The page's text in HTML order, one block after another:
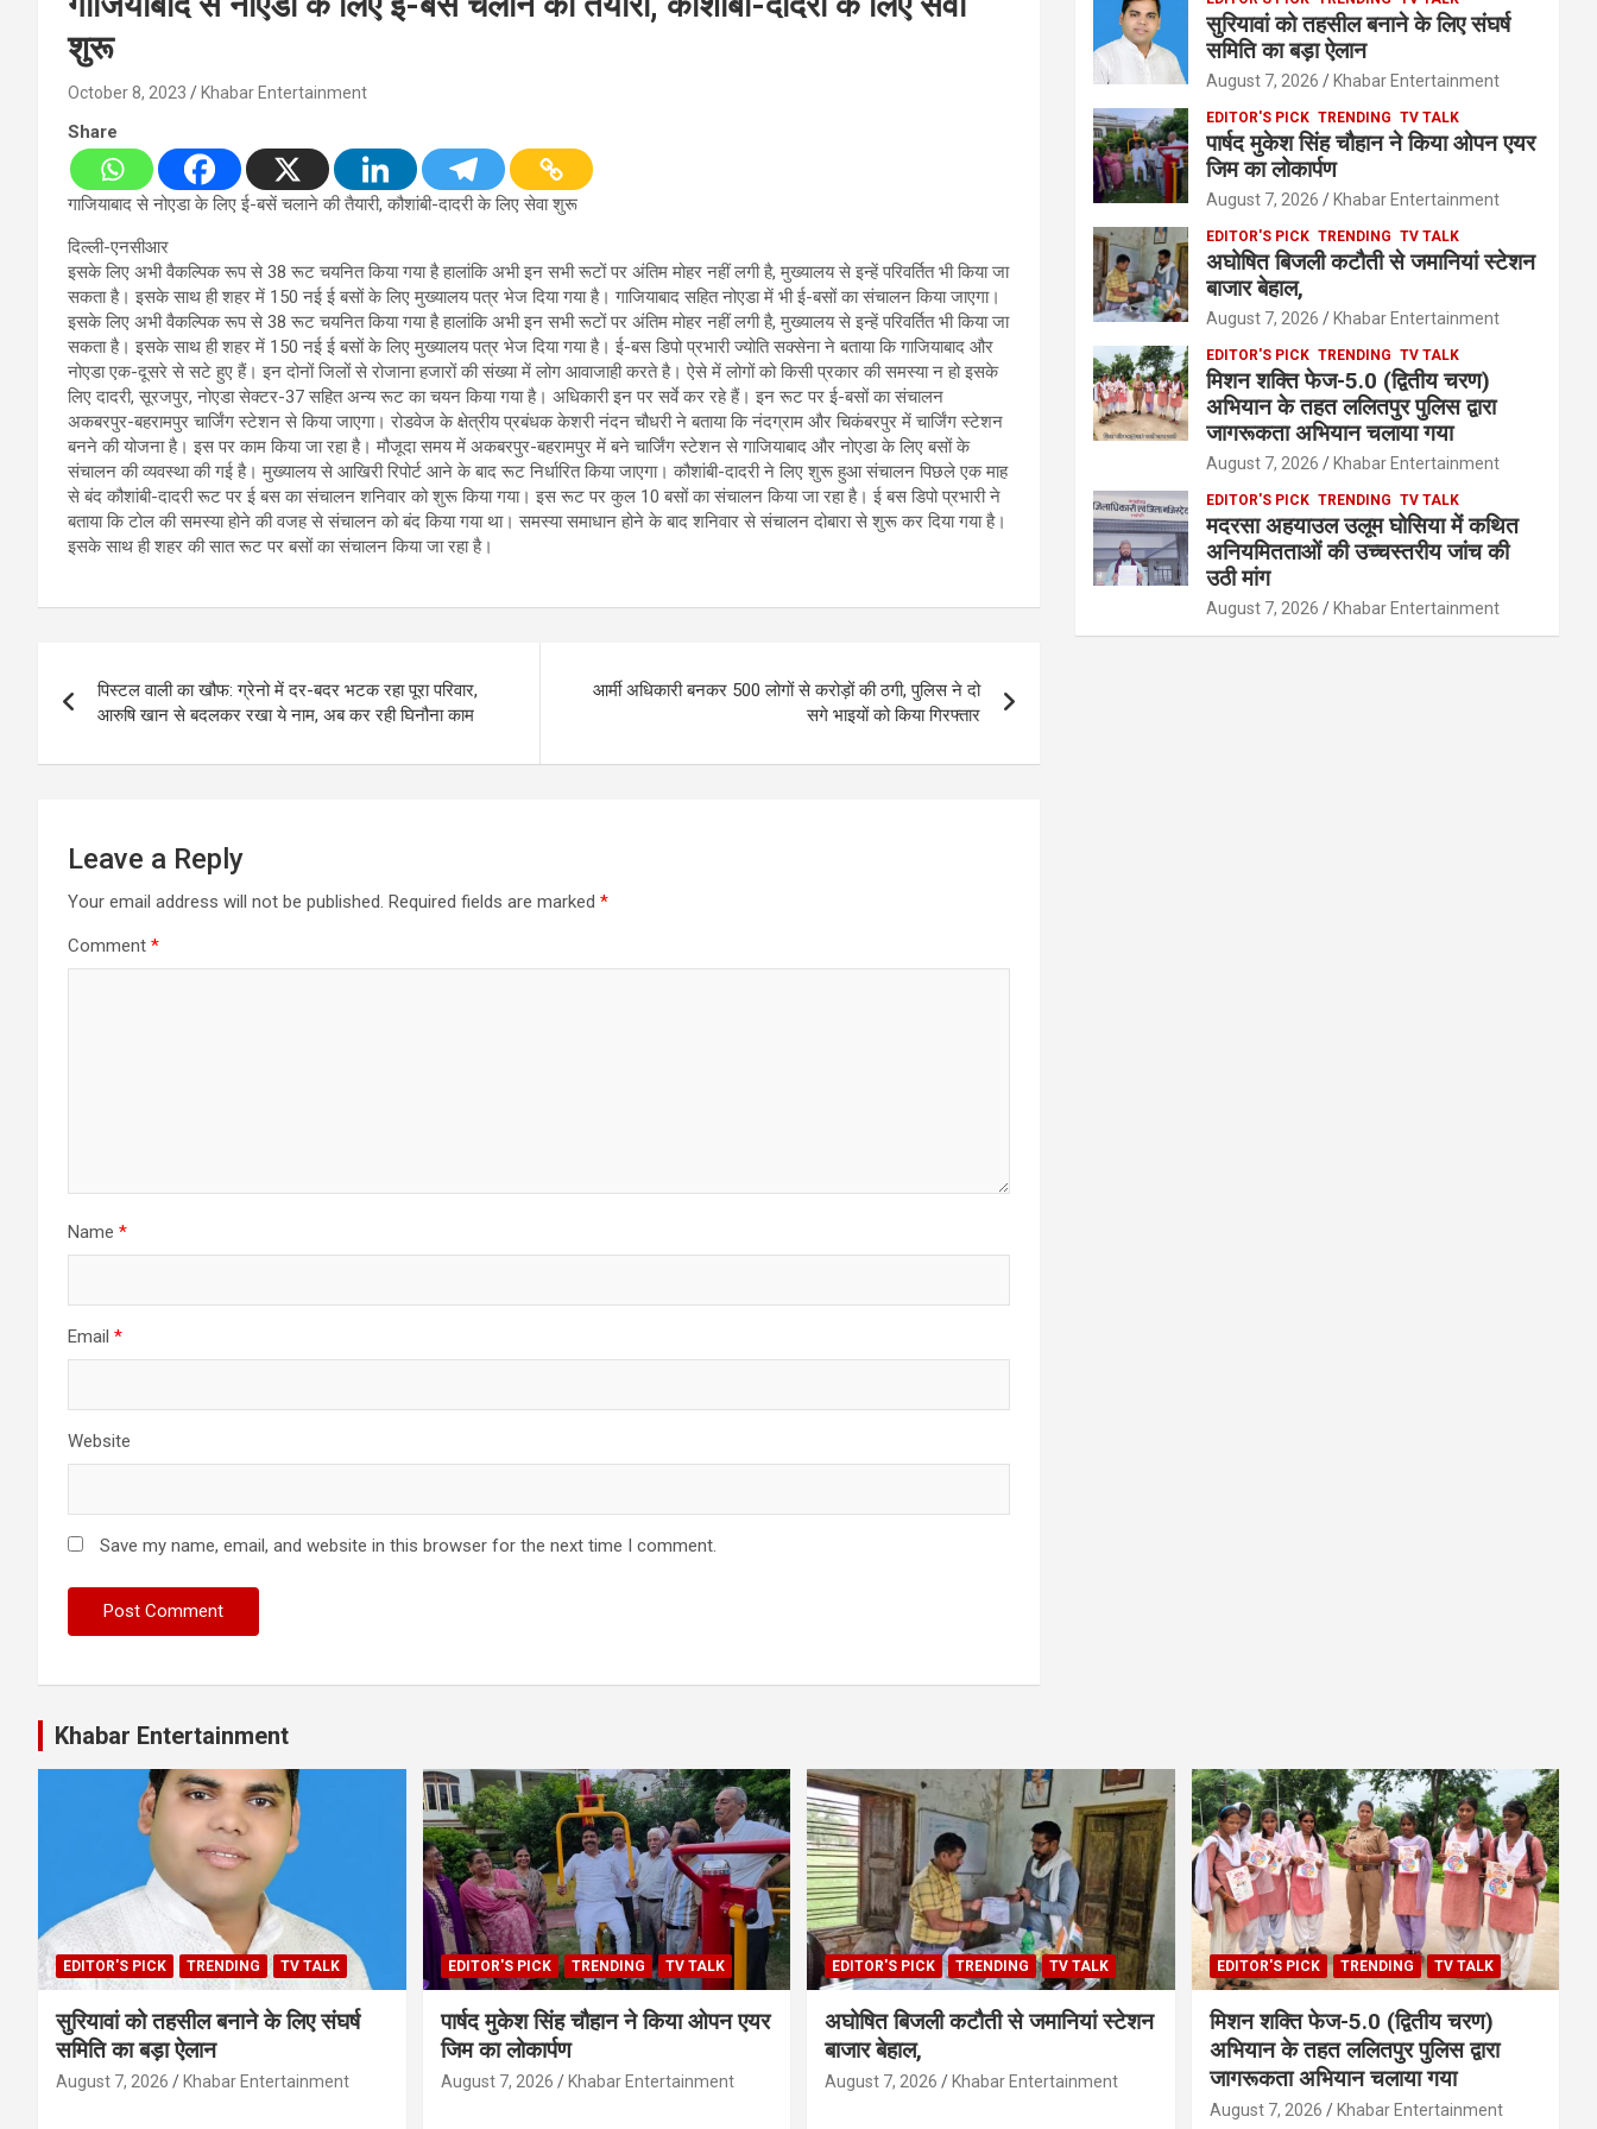
शुरू
October 8, 2023 Khabar Entertainment
Share
गाजियाबाद से नोएडा के लिए ई-बसें चलाने की तैयारी, कौशांबी-दादरी के लिए सेवा शुरू
दिल्ली-एनसीआर
इसके लिए अभी वैकल्पिक रूप से 38 रूट चयनित किया गया है हालांकि अभी इन सभी रूटों पर अंतिम मोहर नहीं लगी है, मुख्यालय से इन्हें परिवर्तित भी किया जा
सकता है। इसके साथ ही शहर में 150 नई ई बसों के लिए मुख्यालय पत्र भेज दिया गया है। गाजियाबाद सहित नोएडा में भी ई-बसों का संचालन किया जाएगा।
इसके लिए अभी वैकल्पिक रूप से 38 रूट चयनित किया गया है हालांकि अभी इन सभी रूटों पर अंतिम मोहर नहीं लगी है, मुख्यालय से इन्हें परिवर्तित भी किया जा
सकता है। इसके साथ ही शहर में 150 नई ई बसों के लिए मुख्यालय पत्र भेज दिया गया है। ई-बस डिपो प्रभारी ज्योति सक्सेना ने बताया कि गाजियाबाद और
नोएडा एक-दूसरे से सटे हुए हैं। इन दोनों जिलों से रोजाना हजारों की संख्या में लोग आवाजाही करते है। ऐसे में लोगों को किसी प्रकार की समस्या न हो इसके
लिए दादरी, सूरजपुर, नोएडा सेक्टर-37 सहित अन्य रूट का चयन किया गया है। अधिकारी इन पर सर्वे कर रहे हैं। इन रूट पर ई-बसों का संचालन
अकबरपुर-बहरामपुर चार्जिंग स्टेशन से किया जाएगा। रोडवेज के क्षेत्रीय प्रबंधक केशरी नंदन चौधरी ने बताया कि नंदग्राम और चिकंबरपुर में चार्जिंग स्टेशन
बनने की योजना है। इस पर काम किया जा रहा है। मौजूदा समय में अकबरपुर-बहरामपुर में बने चार्जिंग स्टेशन से गाजियाबाद और नोएडा के लिए बसों के
संचालन की व्यवस्था की गई है। मुख्यालय से आखिरी रिपोर्ट आने के बाद रूट निर्धारित किया जाएगा। कौशांबी-दादरी ने लिए शुरू हुआ संचालन पिछले एक माह
से बंद कौशांबी-दादरी रूट पर ई बस का संचालन शनिवार को शुरू किया गया। इस रूट पर कुल 10 बसों का संचालन किया जा रहा है। ई बस डिपो प्रभारी ने
बताया कि टोल की समस्या होने की वजह से संचालन को बंद किया गया था। समस्या समाधान होने के बाद शनिवार से संचालन दोबारा से शुरू कर दिया गया है।
इसके साथ ही शहर की सात रूट पर बसों का संचालन किया जा रहा है।
navigation
पिस्टल वाली का खौफ: ग्रेनो में दर-बदर भटक रहा पूरा परिवार,
आरुषि खान से बदलकर रखा ये नाम, अब कर रही घिनौना काम
आर्मी अधिकारी बनकर 500 लोगों से करोड़ों की ठगी, पुलिस ने दो
सगे भाइयों को किया गिरफ्तार
Leave a Reply
Your email address will not be published. Required fields are marked *
Comment *
Name *
Email *
Website
Save my name, email, and website in this browser for the next time I comment.
सुरियावां को तहसील बनाने के लिए संघर्ष
समिति का बड़ा ऐलान
August 7, 2026 Khabar Entertainment
EDITOR'S PICK TRENDING TV TALK
पार्षद मुकेश सिंह चौहान ने किया ओपन एयर
जिम का लोकार्पण
August 7, 2026 Khabar Entertainment
EDITOR'S PICK TRENDING TV TALK
अघोषित बिजली कटौती से जमानियां स्टेशन
बाजार बेहाल,
August 7, 2026 Khabar Entertainment
EDITOR'S PICK TRENDING TV TALK
मिशन शक्ति फेज-5.0 (द्वितीय चरण)
अभियान के तहत ललितपुर पुलिस द्वारा
जागरूकता अभियान चलाया गया
August 7, 2026 Khabar Entertainment
EDITOR'S PICK TRENDING TV TALK
मदरसा अहयाउल उलूम घोसिया में कथित
अनियमितताओं की उच्चस्तरीय जांच की
उठी मांग
August 7, 2026 Khabar Entertainment
Khabar Entertainment
EDITOR'S PICK TRENDING TV TALK
सुरियावां को तहसील बनाने के लिए संघर्ष
समिति का बड़ा ऐलान
August 7, 2026 Khabar Entertainment
EDITOR'S PICK TRENDING TV TALK
पार्षद मुकेश सिंह चौहान ने किया ओपन एयर
जिम का लोकार्पण
August 7, 2026 Khabar Entertainment
EDITOR'S PICK TRENDING TV TALK
अघोषित बिजली कटौती से जमानियां स्टेशन
बाजार बेहाल,
August 7, 2026 Khabar Entertainment
EDITOR'S PICK TRENDING TV TALK
मिशन शक्ति फेज-5.0 (द्वितीय चरण)
अभियान के तहत ललितपुर पुलिस द्वारा
जागरूकता अभियान चलाया गया
August 7, 2026 Khabar Entertainment